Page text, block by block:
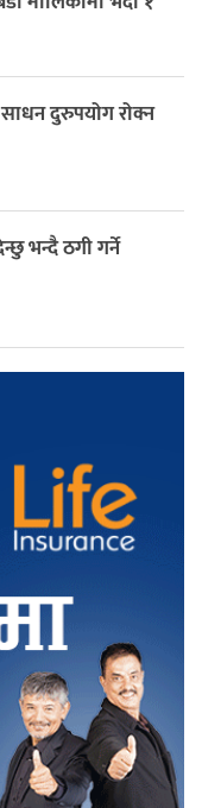
दुरुपयोग रोक्न
भन्दै ठगी गर्ने